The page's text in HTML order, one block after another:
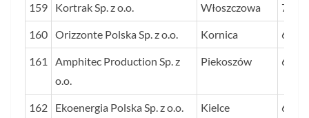
159 Kortrak Sp. z o.o. Włoszczowa 70
160 Orizzonte Polska Sp. z o.o. Kornica 69
161
Amphitec Production Sp. z
o.o.
Piekoszów 69
162 Ekoenergia Polska Sp. z o.o. Kielce 68